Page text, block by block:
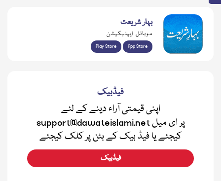
بہار شریعت
موبائل ایپلیکیشن
Play Store App Store
فیڈبیک
اپنی قیمتی آراء دینے کے لئے
support@dawateislami.net پر ای میل
کیجئے یا فیڈ بیک کے بٹن پر کلک کیجئے
فیڈبیک